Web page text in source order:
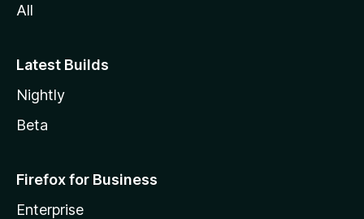
All
Latest Builds
Nightly
Beta
Firefox for Business
Enterprise